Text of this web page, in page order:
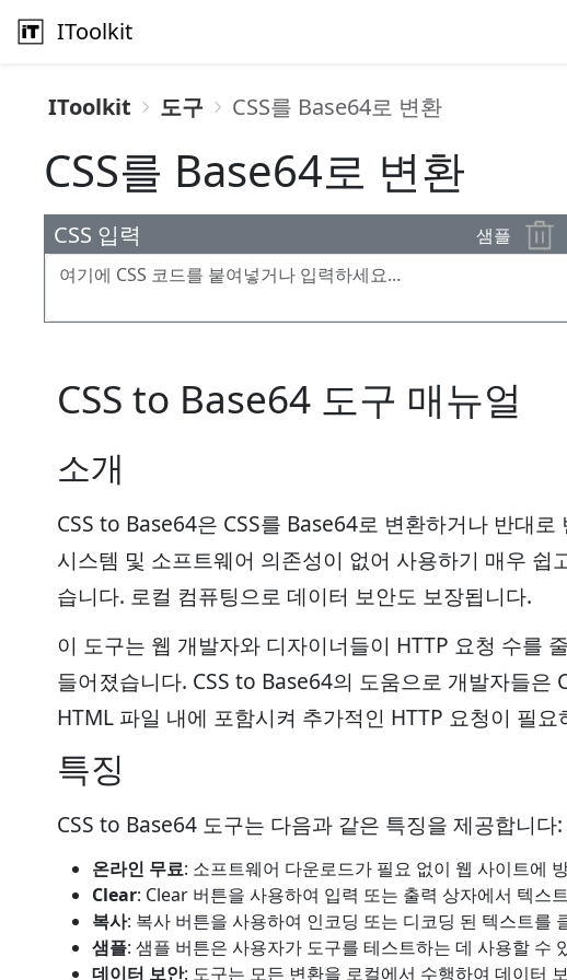
IToolkit
IToolkit 도구 CSS를 Base64로 변환
CSS를 Base64로 변환
CSS 입력 샘플
CSS to Base64 도구 매뉴얼
소개
CSS to Base64은 CSS를 Base64로 변환하거나 반대
시스템 및 소프트웨어 의존성이 없어 사용하기 매우 쉽
습니다. 로컬 컴퓨팅으로 데이터 보안도 보장됩니다.
이 도구는 웹 개발자와 디자이너들이 HTTP 요청 수를
들어졌습니다. CSS to Base64의 도움으로 개발자들은
HTML 파일 내에 포함시켜 추가적인 HTTP 요청이 필
특징
CSS to Base64 도구는 다음과 같은 특징을 제공합니다:
온라인 무료: 소프트웨어 다운로드가 필요 없이 웹 사이트에
Clear: Clear 버튼을 사용하여 입력 또는 출력 상자에서 텍스
복사: 복사 버튼을 사용하여 인코딩 또는 디코딩 된 텍스트를
샘플: 샘플 버튼은 사용자가 도구를 테스트하는 데 사용할 수
데이터 보안: 도구는 모든 변환을 로컬에서 수행하여 데이터